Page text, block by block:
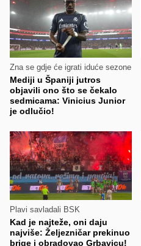
Zna se gdje će igrati iduće sezone
Mediji u Španiji jutros
objavili ono što se čekalo
sedmicama: Vinicius Junior
je odlučio!
Plavi savladali BSK
Kad je najteže, oni daju
najviše: Željezničar prekinuo
brige i obradovao Grbavicu!